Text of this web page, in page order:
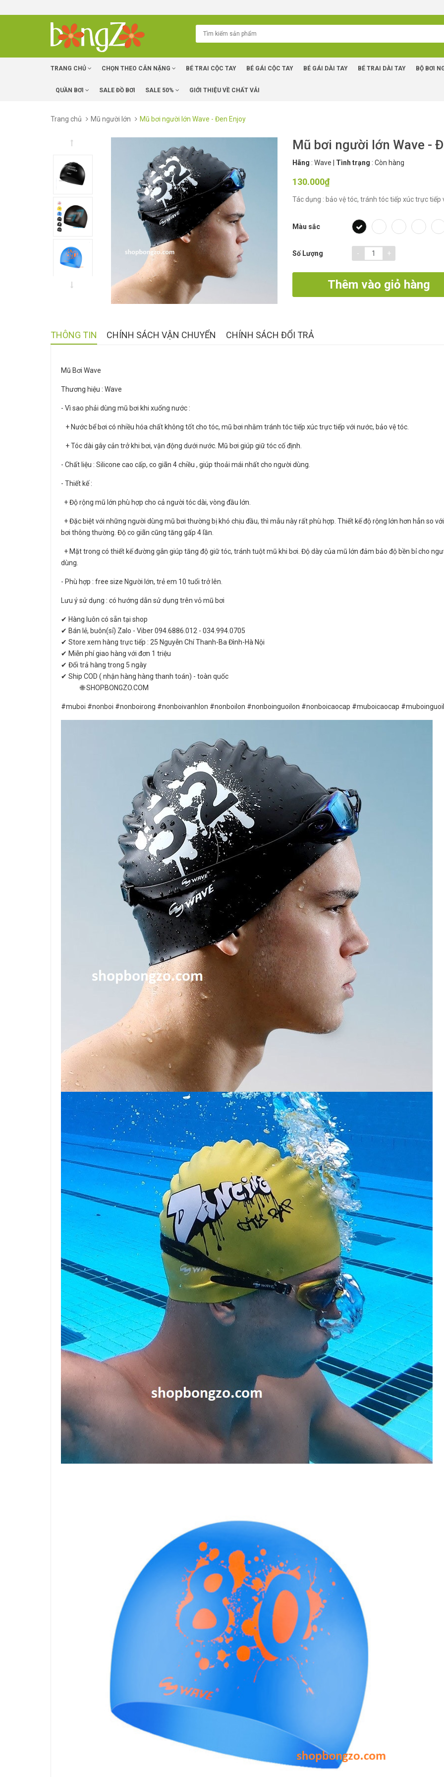
TRANG CHỦ CHỌN THEO CÂN NẶNG BÉ TRAI CỘC TAY BÉ GÁI CỘC TAY BÉ GÁI DÀI TAY BÉ TRAI DÀI TAY BỘ BƠI
QUẦN BƠI SALE ĐỒ BƠI SALE 50% GIỚI THIỆU VỀ CHẤT VẢI
Trang chủ Mũ người lớn Mũ bơi người lớn Wave - Đen Enjoy
Mũ bơi người lớn Wave -
Hãng : Wave Tình trạng : Còn hàng
130.000₫
Tác dụng : bảo vệ tóc, tránh tóc tiếp xúc trực tiếp
Màu sắc
Số Lượng - +
Thêm vào giỏ hàng
THÔNG TIN CHÍNH SÁCH VẬN CHUYỂN CHÍNH SÁCH ĐỔI TRẢ
Mũ Bơi Wave
Thương hiệu : Wave
- Vì sao phải dùng mũ bơi khi xuống nước :
+ Nước bể bơi có nhiều hóa chất không tốt cho tóc, mũ bơi nhằm tránh tóc tiếp xúc trực tiếp với nước, bảo vệ tóc.
+ Tóc dài gây cản trở khi bơi, vận động dưới nước. Mũ bơi giúp giữ tóc cố định.
- Chất liệu : Silicone cao cấp, co giãn 4 chiều , giúp thoải mái nhất cho người dùng.
- Thiết kế :
+ Độ rộng mũ lớn phù hợp cho cả người tóc dài, vòng đầu lớn.
+ Đặc biệt với những người dùng mũ bơi thường bị khó chịu đầu, thì mẫu này rất phù hợp. Thiết kế độ rộng lớn hơn hẳn so
bơi thông thường. Độ co giãn cũng tăng gấp 4 lần.
+ Mặt trong có thiết kế đường gân giúp tăng độ giữ tóc, tránh tuột mũ khi bơi. Độ dày của mũ lớn đảm bảo độ bền bỉ cho
dùng.
- Phù hợp : free size Người lớn, trẻ em 10 tuổi trở lên.
Lưu ý sử dụng : có hướng dẫn sử dụng trên vỏ mũ bơi
✔ Hàng luôn có sẵn tại shop
✔ Bán lẻ, buôn(sỉ) Zalo - Viber 094.6886.012 - 034.994.0705
✔ Store xem hàng trực tiếp : 25 Nguyễn Chí Thanh-Ba Đình-Hà Nội
✔ Miễn phí giao hàng với đơn 1 triệu
✔ Đổi trả hàng trong 5 ngày
✔ Ship COD ( nhận hàng hàng thanh toán) - toàn quốc
🌐 SHOPBONGZO.COM
#muboi #nonboi #nonboirong #nonboivanhlon #nonboilon #nonboinguoilon #nonboicaocap #muboicaocap